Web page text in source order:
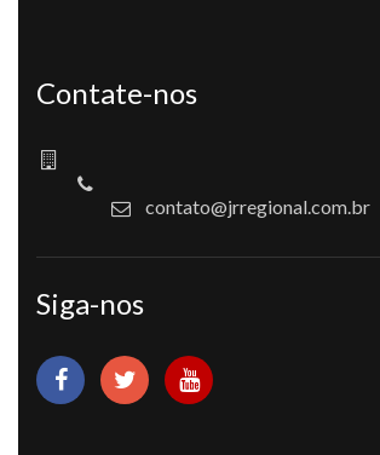
Contate-nos
contato@jrregional.com.br
Siga-nos